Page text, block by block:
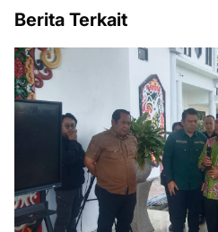
Berita Terkait